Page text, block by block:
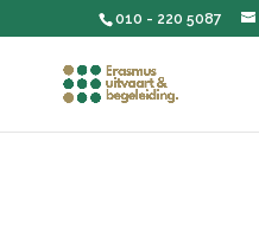
010 - 220 5087